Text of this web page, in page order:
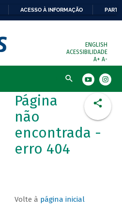
ACESSO À INFORMAÇÃO
ENGLISH
ACESSIBILIDADE
A+ A-
Busca
Página
não
encontrada -
erro 404
Volte à página inicial